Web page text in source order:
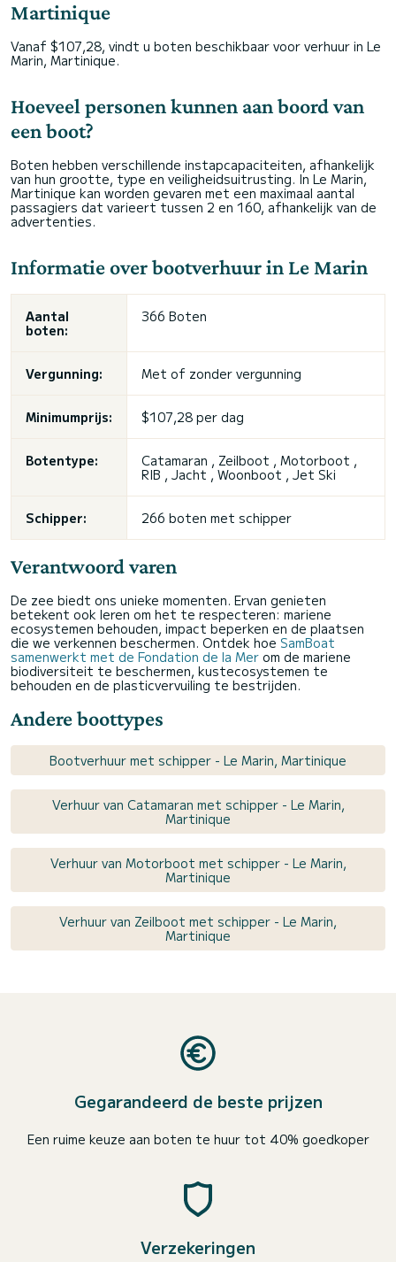
Martinique
Vanaf $107,28, vindt u boten beschikbaar voor verhuur in Le
Marin, Martinique.
Hoeveel personen kunnen aan boord van
een boot?
Boten hebben verschillende instapcapaciteiten, afhankelijk
van hun grootte, type en veiligheidsuitrusting. In Le Marin,
Martinique kan worden gevaren met een maximaal aantal
passagiers dat varieert tussen 2 en 160, afhankelijk van de
advertenties.
Informatie over bootverhuur in Le Marin
Aantal
boten:
366 Boten
Vergunning: Met of zonder vergunning
Minimumprijs: $107,28 per dag
Botentype:
Catamaran , Zeilboot , Motorboot ,
RIB , Jacht , Woonboot , Jet Ski
Schipper: 266 boten met schipper
Verantwoord varen
De zee biedt ons unieke momenten. Ervan genieten
betekent ook leren om het te respecteren: mariene
ecosystemen behouden, impact beperken en de plaatsen
die we verkennen beschermen. Ontdek hoe SamBoat
samenwerkt met de Fondation de la Mer om de mariene
biodiversiteit te beschermen, kustecosystemen te
behouden en de plasticvervuiling te bestrijden.
Andere boottypes
Bootverhuur met schipper - Le Marin, Martinique
Verhuur van Catamaran met schipper - Le Marin,
Martinique
Verhuur van Motorboot met schipper - Le Marin,
Martinique
Verhuur van Zeilboot met schipper - Le Marin,
Martinique
Gegarandeerd de beste prijzen
Een ruime keuze aan boten te huur tot 40% goedkoper
Verzekeringen